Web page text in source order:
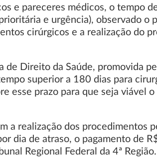
e pareceres médicos, o tempo
e urgência), observado o
cirúrgicos e a realização do
de Direito da Saúde, promovida
superior a 180 dias para
esse prazo para que seja viável
a realização dos procedimentos
dia de atraso, o pagamento de
Regional Federal da 4ª Região.